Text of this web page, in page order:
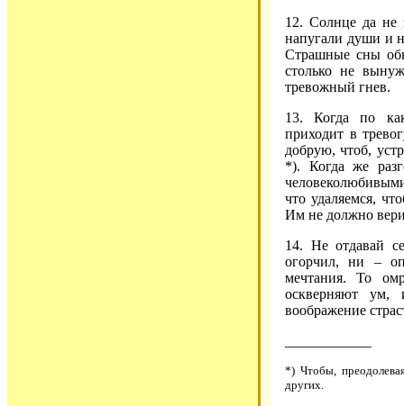
12. Солнце да не
напугали души и
Страшные сны
столько не
тревожный гнев.
13. Когда по
приходит в
добрую, чтоб,
*). Когда же
что удаляемся,
Им не должно
14. Не отдавай
огорчил, ни –
мечтания. То
оскверняют ум,
воображение
*) Чтобы,
других.